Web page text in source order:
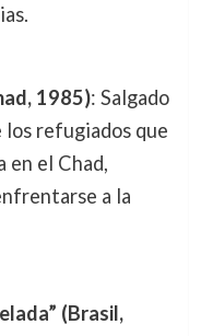
1985): Salgado
los refugiados que
en el Chad,
a la
(Brasil,